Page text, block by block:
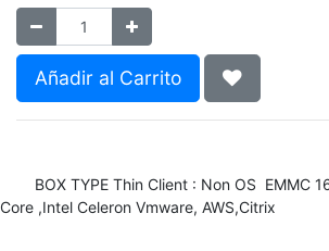
Añadir al Carrito
BOX TYPE Thin Client : Non OS EMMC
Core ,Intel Celeron Vmware, AWS,Citrix